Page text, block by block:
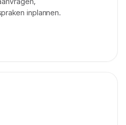
inplannen.